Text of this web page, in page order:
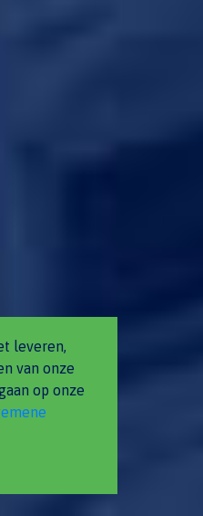
leveren,
van onze
op onze